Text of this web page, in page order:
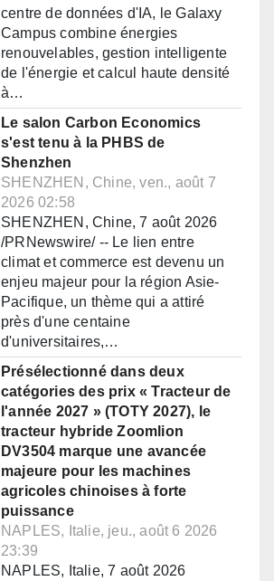
centre de données d'IA, le Galaxy
Campus combine énergies
renouvelables, gestion intelligente
de l'énergie et calcul haute densité
à…
Le salon Carbon Economics
s'est tenu à la PHBS de
Shenzhen
SHENZHEN, Chine, ven., août 7
2026 02:58
SHENZHEN, Chine, 7 août 2026
/PRNewswire/ -- Le lien entre
climat et commerce est devenu un
enjeu majeur pour la région Asie-
Pacifique, un thème qui a attiré
près d'une centaine
d'universitaires,…
Présélectionné dans deux
catégories des prix « Tracteur de
l'année 2027 » (TOTY 2027), le
tracteur hybride Zoomlion
DV3504 marque une avancée
majeure pour les machines
agricoles chinoises à forte
puissance
NAPLES, Italie, jeu., août 6 2026
23:39
NAPLES, Italie, 7 août 2026